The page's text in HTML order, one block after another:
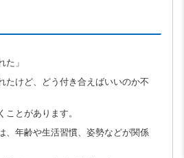
た」
たけど、どう付き合えばいいのか不
ことがあります。
、年齢や生活習慣、姿勢などが関係